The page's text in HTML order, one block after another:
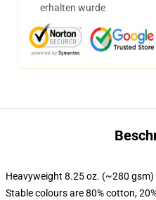
erhalten wurde
Heavyweight 8.25 oz. (~280
Stable colours are 80% cotton,